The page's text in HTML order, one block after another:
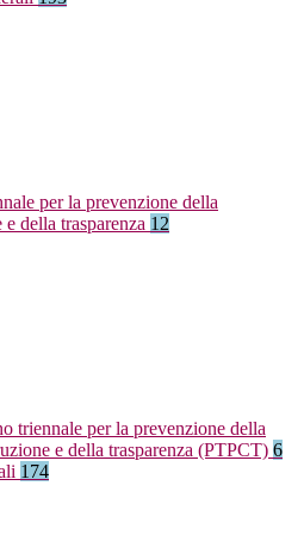
per la prevenzione della
della trasparenza 12
triennale per la prevenzione della
e della trasparenza (PTPCT) 6
174